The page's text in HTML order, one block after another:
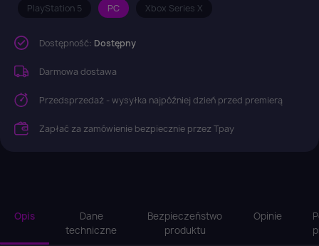
PlayStation 5 PC Xbox Series X
Dostępność: Dostępny
Darmowa dostawa
Przedsprzedaż - wysyłka najpóźniej dzień przed premierą
Zapłać za zamówienie bezpiecznie przez Tpay
Opis
Dane
techniczne
Bezpieczeństwo
produktu
Opinie